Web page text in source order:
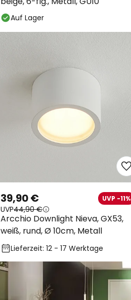
Auf Lager
Arcchio Downlight Nieva, GX53,
weiß, rund, Ø 10cm, Metall
39,90 € UVP -11%
UVP44,90 €
Lieferzeit: 12 - 17 Werktage